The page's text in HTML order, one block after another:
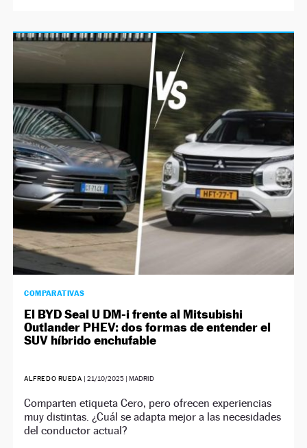
COMPARATIVAS
El BYD Seal U DM-i frente al Mitsubishi
Outlander PHEV: dos formas de entender el
SUV híbrido enchufable
ALFREDO RUEDA |21/10/2025 | MADRID
Comparten etiqueta Cero, pero ofrecen experiencias
muy distintas. ¿Cuál se adapta mejor a las necesidades
del conductor actual?